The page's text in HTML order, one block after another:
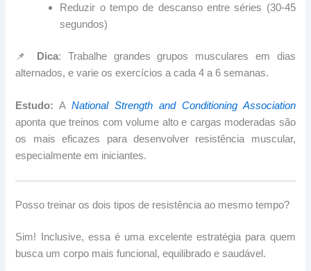
Reduzir o tempo de descanso entre séries (30-45
segundos)
📌 Dica: Trabalhe grandes grupos musculares em dias
alternados, e varie os exercícios a cada 4 a 6 semanas.
Estudo: ANational Strength and Conditioning Association
aponta que treinos com volume alto e cargas moderadas são
os mais eficazes para desenvolver resistência muscular,
especialmente em iniciantes.
Posso treinar os dois tipos de resistência ao mesmo tempo?
Sim! Inclusive, essa é uma excelente estratégia para quem
busca um corpo mais funcional, equilibrado e saudável.